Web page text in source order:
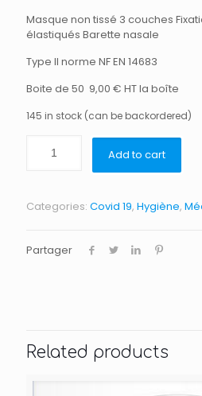
Masque non tissé 3 couches
élastiqués Barette nasale
Type II norme NF EN 14683
Boite de 50 9,00 € HT la boîte
145 in stock (can be backordered)
Add to cart
Categories: Covid 19, Hygiène,
Partager
Related products